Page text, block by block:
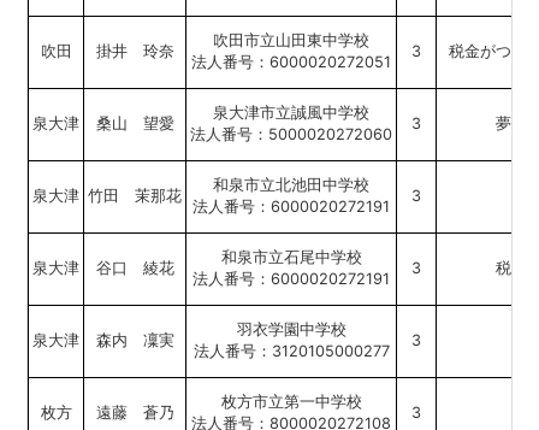
吹田 掛井 玲奈
吹田市立山田東中学校
法人番号：6000020272051
3 税金がつな
泉大津 桑山 望愛
泉大津市立誠風中学校
法人番号：5000020272060
3 夢を
泉大津 竹田 茉那花
和泉市立北池田中学校
法人番号：6000020272191
3
泉大津 谷口 綾花
和泉市立石尾中学校
法人番号：6000020272191
3 税金
泉大津 森内 凜実
羽衣学園中学校
法人番号：3120105000277
3
枚方 遠藤 蒼乃
枚方市立第一中学校
法人番号：8000020272108
3